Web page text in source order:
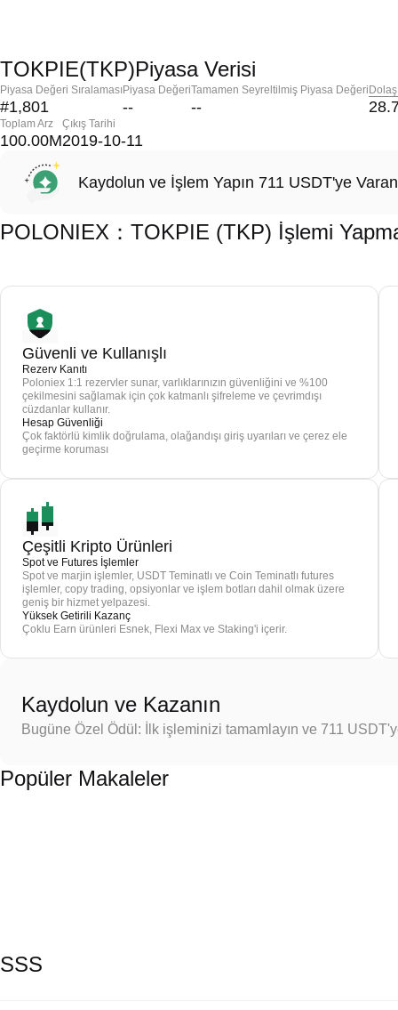
TOKPIE(TKP)Piyasa Verisi
Piyasa Değeri Sıralaması
#1,801
Piyasa Değeri
--
Tamamen Seyreltilmiş Piyasa Değeri
--
Toplam Arz
100.00M
Çıkış Tarihi
2019-10-11
Kaydolun ve İşlem Yapın 711 USDT'ye
POLONIEX：TOKPIE (TKP) İşlemi
Güvenli ve Kullanışlı
Rezerv Kanıtı
Poloniex 1:1 rezervler sunar, varlıklarınızın güvenliğini ve %100
çekilmesini sağlamak için çok katmanlı şifreleme ve çevrimdışı
cüzdanlar kullanır.
Hesap Güvenliği
Çok faktörlü kimlik doğrulama, olağandışı giriş uyarıları ve çerez ele
geçirme koruması
Çeşitli Kripto Ürünleri
Spot ve Futures İşlemler
Spot ve marjin işlemler, USDT Teminatlı ve Coin Teminatlı futures
işlemler, copy trading, opsiyonlar ve işlem botları dahil olmak üzere
geniş bir hizmet yelpazesi.
Yüksek Getirili Kazanç
Çoklu Earn ürünleri Esnek, Flexi Max ve Staking'i içerir.
Kaydolun ve Kazanın
Bugüne Özel Ödül: İlk işleminizi tamamlayın ve 711
Popüler Makaleler
SSS